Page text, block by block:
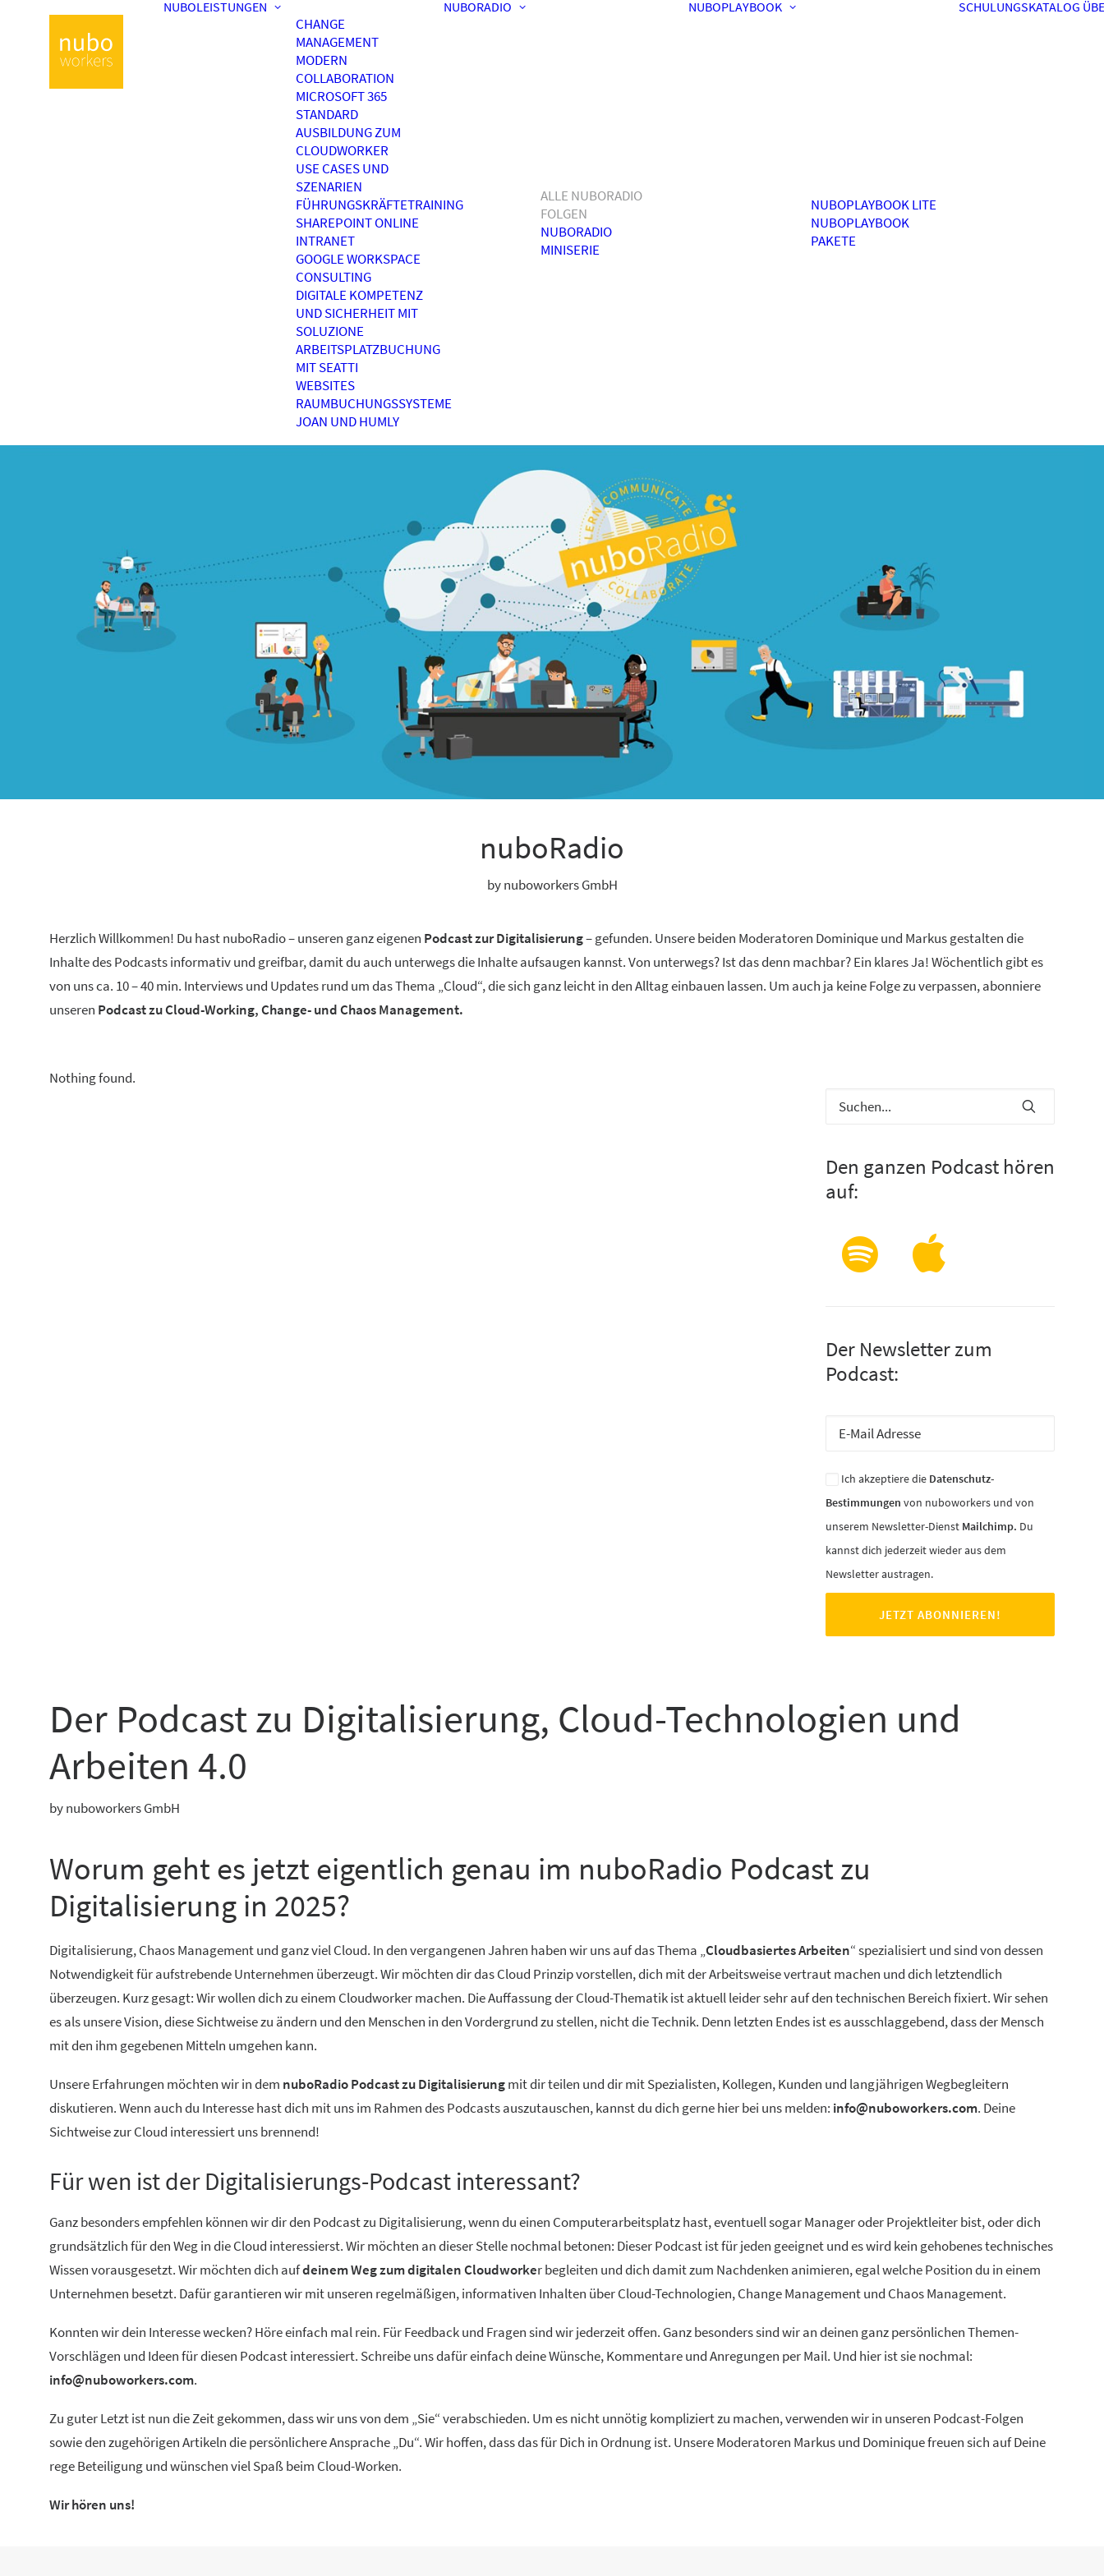
NUBOLEISTUNGEN
CHANGE
MANAGEMENT
MODERN
COLLABORATION
MICROSOFT 365
STANDARD
AUSBILDUNG ZUM
CLOUDWORKER
USE CASES UND
SZENARIEN
FÜHRUNGSKRÄFTETRAINING
SHAREPOINT ONLINE
INTRANET
GOOGLE WORKSPACE
CONSULTING
DIGITALE KOMPETENZ
UND SICHERHEIT MIT
SOLUZIONE
ARBEITSPLATZBUCHUNG
MIT SEATTI
WEBSITES
RAUMBUCHUNGSSYSTEME
JOAN UND HUMLY
NUBORADIO
ALLE NUBORADIO
FOLGEN
NUBORADIO
MINISERIE
NUBOPLAYBOOK
NUBOPLAYBOOK LITE
NUBOPLAYBOOK
PAKETE
SCHULUNGSKATALOG
nuboRadio
by nuboworkers GmbH
Herzlich Willkommen! Du hast nuboRadio – unseren ganz eigenen Podcast zur Digitalisierung– gefunden. Unsere beiden Moderatoren Dominique und Markus gestalten die
Inhalte des Podcasts informativ und greifbar, damit du auch unterwegs die Inhalte aufsaugen kannst. Von unterwegs? Ist das denn machbar? Ein klares Ja! Wöchentlich gibt es
von uns ca. 10 – 40 min. Interviews und Updates rund um das Thema „Cloud“, die sich ganz leicht in den Alltag einbauen lassen. Um auch ja keine Folge zu verpassen, abonniere
unseren Podcast zu Cloud-Working, Change- und Chaos Management.
Nothing found.
Den ganzen Podcast hören
auf:
Der Newsletter zum
Podcast:
Ich akzeptiere die Datenschutz-
Bestimmungen von nuboworkers und von
unserem Newsletter-Dienst Mailchimp. Du
kannst dich jederzeit wieder aus dem
Newsletter austragen.
Der Podcast zu Digitalisierung, Cloud-Technologien und
Arbeiten 4.0
by nuboworkers GmbH
Worum geht es jetzt eigentlich genau im nuboRadio Podcast zu
Digitalisierung in 2025?
Digitalisierung, Chaos Management und ganz viel Cloud. In den vergangenen Jahren haben wir uns auf das Thema „Cloudbasiertes Arbeiten“ spezialisiert und sind von dessen
Notwendigkeit für aufstrebende Unternehmen überzeugt. Wir möchten dir das Cloud Prinzip vorstellen, dich mit der Arbeitsweise vertraut machen und dich letztendlich
überzeugen. Kurz gesagt: Wir wollen dich zu einem Cloudworker machen. Die Auffassung der Cloud-Thematik ist aktuell leider sehr auf den technischen Bereich fixiert. Wir sehen
es als unsere Vision, diese Sichtweise zu ändern und den Menschen in den Vordergrund zu stellen, nicht die Technik. Denn letzten Endes ist es ausschlaggebend, dass der Mensch
mit den ihm gegebenen Mitteln umgehen kann.
Unsere Erfahrungen möchten wir in dem nuboRadio Podcast zu Digitalisierungmit dir teilen und dir mit Spezialisten, Kollegen, Kunden und langjährigen Wegbegleitern
diskutieren. Wenn auch du Interesse hast dich mit uns im Rahmen des Podcasts auszutauschen, kannst du dich gerne hier bei uns melden: info@nuboworkers.com. Deine
Sichtweise zur Cloud interessiert uns brennend!
Für wen ist der Digitalisierungs-Podcast interessant?
Ganz besonders empfehlen können wir dir den Podcast zu Digitalisierung, wenn du einen Computerarbeitsplatz hast, eventuell sogar Manager oder Projektleiter bist, oder dich
grundsätzlich für den Weg in die Cloud interessierst. Wir möchten an dieser Stelle nochmal betonen: Dieser Podcast ist für jeden geeignet und es wird kein gehobenes technisches
Wissen vorausgesetzt. Wir möchten dich aufdeinem Weg zum digitalen Cloudworker begleiten und dich damit zum Nachdenken animieren, egal welche Position du in einem
Unternehmen besetzt. Dafür garantieren wir mit unseren regelmäßigen, informativen Inhalten über Cloud-Technologien, Change Management und Chaos Management.
Konnten wir dein Interesse wecken? Höre einfach mal rein. Für Feedback und Fragen sind wir jederzeit offen. Ganz besonders sind wir an deinen ganz persönlichen Themen-
Vorschlägen und Ideen für diesen Podcast interessiert. Schreibe uns dafür einfach deine Wünsche, Kommentare und Anregungen per Mail. Und hier ist sie nochmal:
info@nuboworkers.com.
Zu guter Letzt ist nun die Zeit gekommen, dass wir uns von dem „Sie“ verabschieden. Um es nicht unnötig kompliziert zu machen, verwenden wir in unseren Podcast-Folgen
sowie den zugehörigen Artikeln die persönlichere Ansprache „Du“. Wir hoffen, dass das für Dich in Ordnung ist. Unsere Moderatoren Markus und Dominique freuen sich auf Deine
rege Beteiligung und wünschen viel Spaß beim Cloud-Worken.
Wir hören uns!